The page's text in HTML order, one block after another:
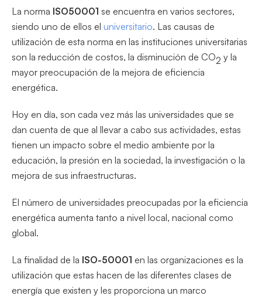
La norma ISO50001 se encuentra en varios sectores,
siendo uno de ellos el universitario. Las causas de
utilización de esta norma en las instituciones universitarias
son la reducción de costos, la disminución de CO2 y la
mayor preocupación de la mejora de eficiencia
energética.
Hoy en día, son cada vez más las universidades que se
dan cuenta de que al llevar a cabo sus actividades, estas
tienen un impacto sobre el medio ambiente por la
educación, la presión en la sociedad, la investigación o la
mejora de sus infraestructuras.
El número de universidades preocupadas por la eficiencia
energética aumenta tanto a nivel local, nacional como
global.
La finalidad de la ISO-50001 en las organizaciones es la
utilización que estas hacen de las diferentes clases de
energía que existen y les proporciona un marco